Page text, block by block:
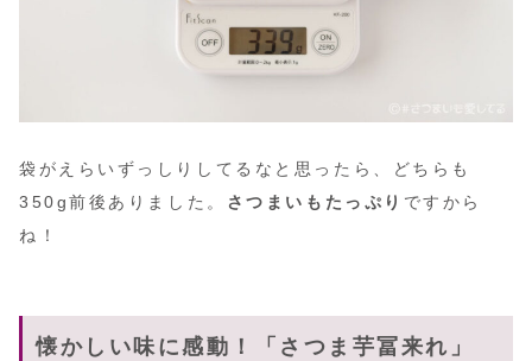
袋がえらいずっしりしてるなと思ったら、どちらも
350g前後ありました。
さつまいもたっぷり ですから
ね！
懐かしい味に感動！「さつま芋冨来れ」